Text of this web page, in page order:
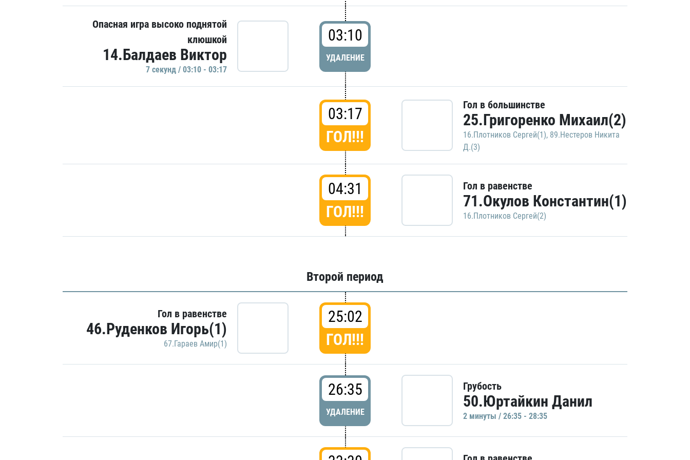
Опасная игра высоко поднятой
клюшкой
14.Балдаев Виктор
7 секунд / 03:10 - 03:17
03:10
УДАЛЕНИЕ
03:17
ГОЛ!!!
Гол в большинстве
25.Григоренко Михаил(2)
16.Плотников Сергей(1), 89.Нестеров Никита
Д.(3)
04:31
ГОЛ!!!
Гол в равенстве
71.Окулов Константин(1)
16.Плотников Сергей(2)
Второй период
Гол в равенстве
46.Руденков Игорь(1)
67.Гараев Амир(1)
25:02
ГОЛ!!!
26:35
УДАЛЕНИЕ
Грубость
50.Юртайкин Данил
2 минуты / 26:35 - 28:35